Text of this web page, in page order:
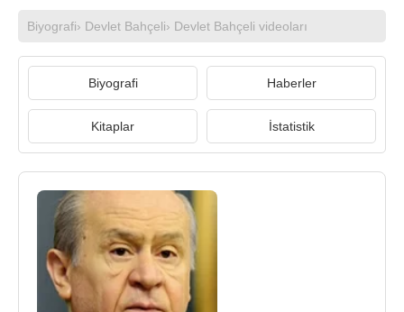
Biyografi› Devlet Bahçeli› Devlet Bahçeli videoları
Biyografi Haberler
Kitaplar İstatistik